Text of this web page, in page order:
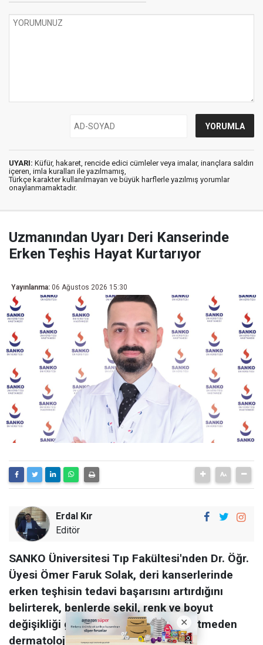
UYARI: Küfür, hakaret, rencide edici cümleler veya imalar, inançlara saldırı
içeren, imla kuralları ile yazılmamış,
Türkçe karakter kullanılmayan ve büyük harflerle yazılmış yorumlar
onaylanmamaktadır.
Uzmanından Uyarı Deri Kanserinde
Erken Teşhis Hayat Kurtarıyor
Yayınlanma: 06 Ağustos 2026 15:30
Erdal Kır
Editör
SANKO Üniversitesi Tıp Fakültesi'nden Dr. Öğr.
Üyesi Ömer Faruk Solak, deri kanserlerinde
erken teşhisin tedavi başarısını artırdığını
belirterek, benlerde şekil, renk ve boyut
değişikliği görüldüğünde vakit kaybetmeden
dermatoloji uzmanına başvurun